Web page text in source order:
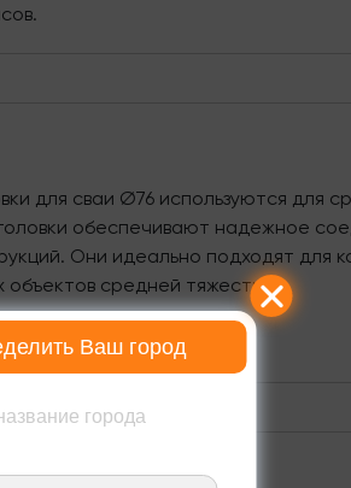
для сваи Ø76 используются для
обеспечивают надежное
Они идеально подходят для
объектов средней тяжести.
Ваш город
города